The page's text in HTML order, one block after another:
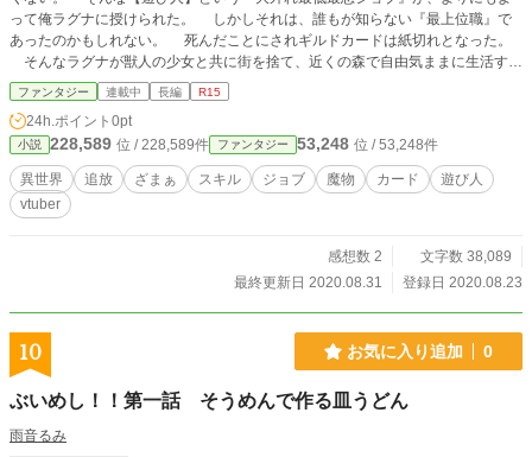
って俺ラグナに授けられた。 しかしそれは、誰もが知らない『最上位職』で
あったのかもしれない。 死んだことにされギルドカードは紙切れとなった。
そんなラグナが獣人の少女と共に街を捨て、近くの森で自由気ままに生活する
ほのぼのストーリー。
ファンタジー 連載中 長編 R15
24h.ポイント 0pt
小説 228,589 位 / 228,589件 ファンタジー 53,248 位 / 53,248件
異世界 追放 ざまぁ スキル ジョブ 魔物 カード
遊び人
vtuber
感想数 2
文字数 38,089
最終更新日 2020.08.31
登録日 2020.08.23
10 お気に入り追加 0
ぶいめし！！第一話 そうめんで作る皿うどん
雨音るみ